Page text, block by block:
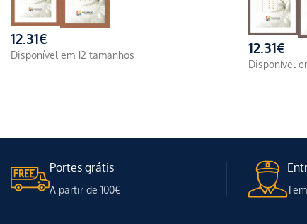
12.31€
Disponível em 12 tamanhos 12.31€
Disponível
Portes grátis
A partir de 100€